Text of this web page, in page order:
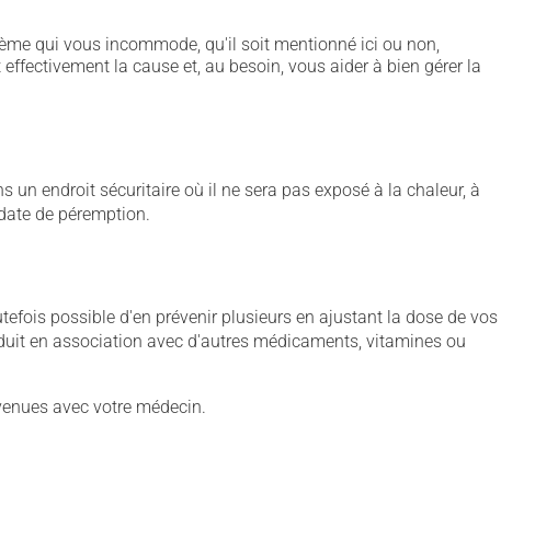
qui vous incommode, qu'il soit mentionné ici ou non,
la cause et, au besoin, vous aider à bien gérer la
un endroit sécuritaire où il ne sera pas exposé à la chaleur, à
de péremption.
possible d'en prévenir plusieurs en ajustant la dose de vos
en association avec d'autres médicaments, vitamines ou
avec votre médecin.